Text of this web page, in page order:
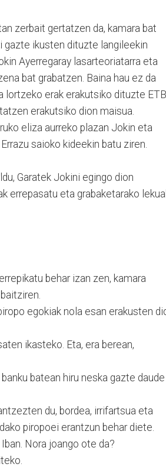
zerbait gertatzen da, kamara bat
gazte ikusten dituzte langileekin
Ayerregaray lasarteoriatarra eta
bat grabatzen. Baina hau ez da
lortzeko erak erakutsiko dituzte ETB
erakutsiko dion maisua.
eliza aurreko plazan Jokin eta
saioko kideekin batu ziren.
Garatek Jokini egingo dion
errepasatu eta grabaketarako
behar izan zen, kamara
egokiak nola esan erakusten
ikasteko. Eta, era berean,
batean hiru neska gazte daude
du, bordea, irrifartsua eta
piropoei erantzun behar diete.
Nora joango ote da?